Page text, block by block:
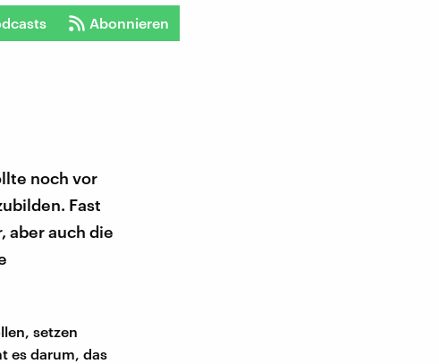
Abonnieren
noch vor
Fast
aber auch die
setzen
es darum, das